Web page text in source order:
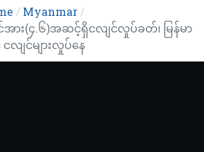
Myanmar
ား(၄.၆)အဆင့်ရှိငလျင်လှုပ်ခတ်၊ မြန်မာ
လျင်များလှုပ်နေ